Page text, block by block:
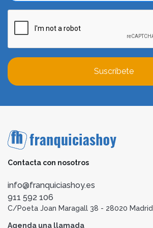
Suscríbete
Contacta con nosotros
info@franquiciashoy.es
911 592 106
C/Poeta Joan Maragall 38 - 28020 Madrid
Agenda una llamada